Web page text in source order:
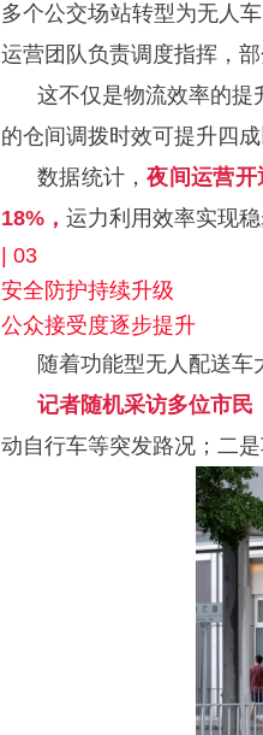
多个公交场站转型为无人
运营团队负责调度指挥，
这不仅是物流效率的提
的仓间调拨时效可提升四
数据统计，夜间运营
18%， 运力利用效率实现
| 03
安全防护持续升级
公众接受度逐步提升
随着功能型无人配送
记者随机采访多位市民
动自行车等突发路况；二